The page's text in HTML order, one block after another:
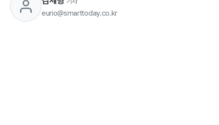
eurio@smarttoday.co.kr